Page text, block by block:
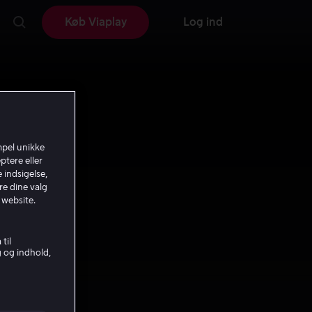
Køb Viaplay Log ind
unikke
eller
dine valg
til
indhold,